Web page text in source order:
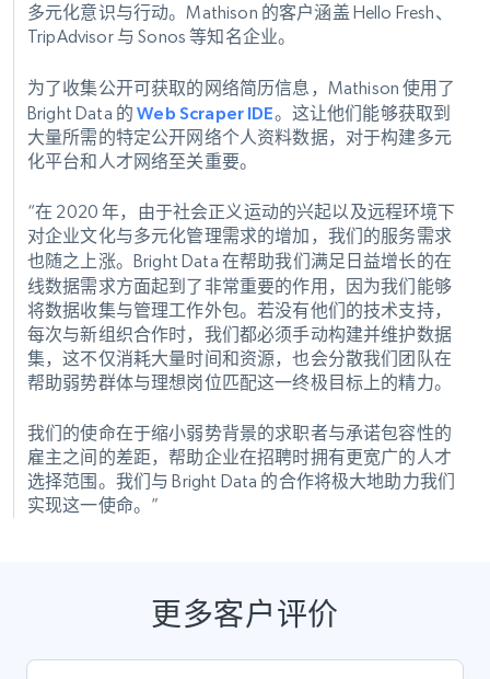
多元化意识与行动。Mathison 的客户涵盖 Hello Fresh、
TripAdvisor 与 Sonos 等知名企业。
为了收集公开可获取的网络简历信息 ，Mathison 使用了
Bright Data 的Web Scraper IDE。这让他们能够获取到
大量所需的特定公开网络个人资料数据，对于构建多元
化平台和人才网络至关重要。
“在 2020 年，由于社会正义运动的兴起以及远程环境下
对企业文化与多元化管理需求的增加，我们的服务需求
也随之上涨。Bright Data 在帮助我们满足日益增长的在
线数据需求方面起到了非常重要的作用，因为我们能够
将数据收集与管理工作外包。若没有他们的技术支持，
每次与新组织合作时，我们都必须手动构建并维护数据
集，这不仅消耗大量时间和资源，也会分散我们团队在
帮助弱势群体与理想岗位匹配这一终极目标上的精力。
我们的使命在于缩小弱势背景的求职者与承诺包容性的
雇主之间的差距，帮助企业在招聘时拥有更宽广的人才
选择范围。我们与 Bright Data 的合作将极大地助力我们
实现这一使命。”
更多客户评价